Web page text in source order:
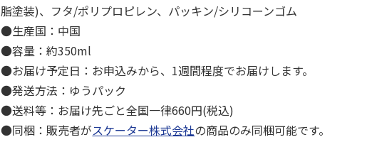
脂塗装)、フタ/ポリプロピレン、パッキン/シリコーンゴム
●生産国：中国
●容量：約350ml
●お届け予定日：お申込みから、1週間程度でお届けします。
●発送方法：ゆうパック
●送料等：お届け先ごと全国一律660円(税込)
●同梱：販売者がスケーター株式会社の商品のみ同梱可能です。